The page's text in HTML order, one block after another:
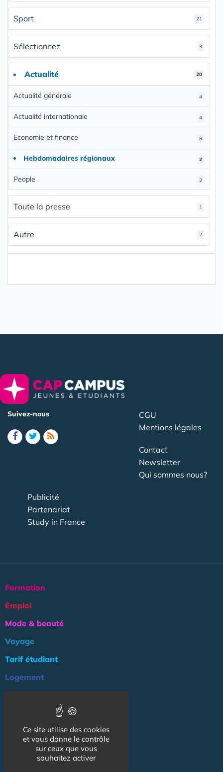
Sport 21
Sélectionnez 3
Actualité 20
Actualité générale 4
Actualité internationale 4
Economie et finance 8
Hebdomadaires régionaux 2
People 2
Toute la presse 1
Autre 2
Suivez-nous
CGU
Mentions légales
Contact
Newsletter
Qui sommes nous?
Publicité
Partenariat
Study in France
Formation
Emploi
Mode & beauté
Voyage
Tarif étudiant
Logement
Association
NOS AUTRES SITES :
Ce site utilise des cookies
et vous donne le contrôle
sur ceux que vous
souhaitez activer